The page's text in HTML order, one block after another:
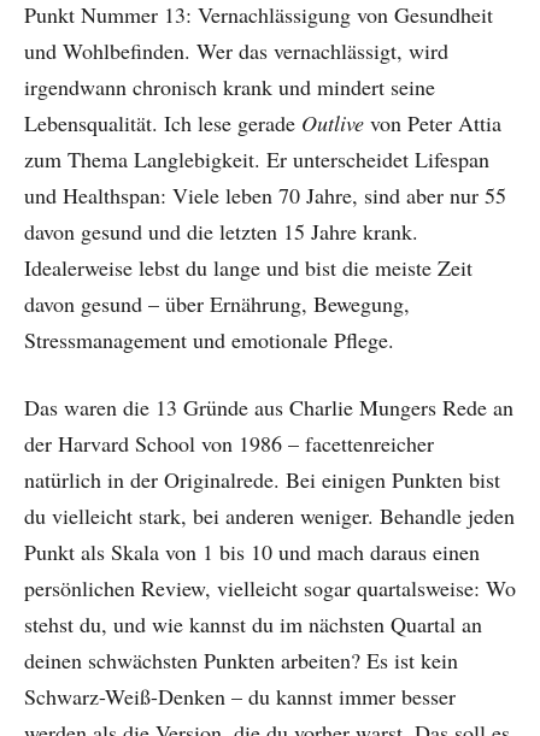
Punkt Nummer 13: Vernachlässigung von Gesundheit
und Wohlbefinden. Wer das vernachlässigt, wird
irgendwann chronisch krank und mindert seine
Lebensqualität. Ich lese gerade Outlive von Peter Attia
zum Thema Langlebigkeit. Er unterscheidet Lifespan
und Healthspan: Viele leben 70 Jahre, sind aber nur 55
davon gesund und die letzten 15 Jahre krank.
Idealerweise lebst du lange und bist die meiste Zeit
davon gesund – über Ernährung, Bewegung,
Stressmanagement und emotionale Pflege.
Das waren die 13 Gründe aus Charlie Mungers Rede an
der Harvard School von 1986 – facettenreicher
natürlich in der Originalrede. Bei einigen Punkten bist
du vielleicht stark, bei anderen weniger. Behandle jeden
Punkt als Skala von 1 bis 10 und mach daraus einen
persönlichen Review, vielleicht sogar quartalsweise: Wo
stehst du, und wie kannst du im nächsten Quartal an
deinen schwächsten Punkten arbeiten? Es ist kein
Schwarz-Weiß-Denken – du kannst immer besser